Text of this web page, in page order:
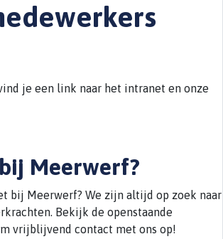
je een link naar het intranet en onze
Meerwerf?
bij Meerwerf? We zijn altijd op zoek naar
Bekijk de openstaande
vrijblijvend contact met ons op!